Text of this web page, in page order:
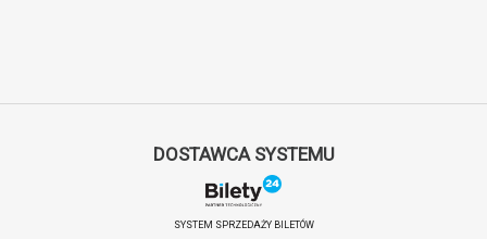
DOSTAWCA SYSTEMU
SYSTEM SPRZEDAŻY BILETÓW